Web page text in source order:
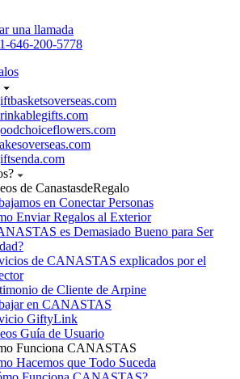
una llamada
646-200-5778
de CanastasdeRegalo
en Conectar Personas
Enviar Regalos al Exterior
es Demasiado Bueno para Ser
de CANASTAS explicados por el
de Cliente de Arpine
en CANASTAS
GiftyLink
Guía de Usuario
Funciona CANASTAS
Hacemos que Todo Suceda